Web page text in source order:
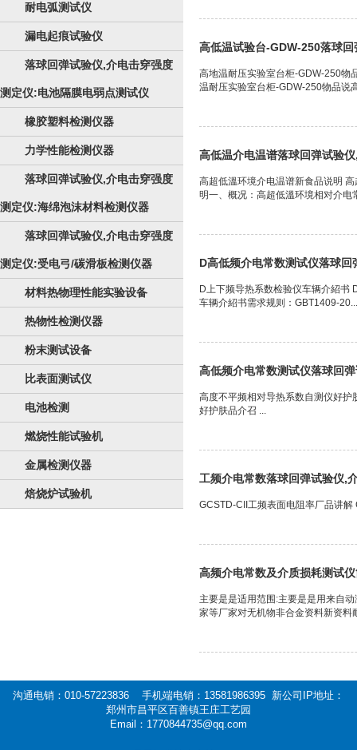
耐电弧测试仪
漏电起痕试验仪
落球回弹试验仪,介电击穿强度
测定仪:电池隔膜电弱点测试仪
橡胶塑料检测仪器
力学性能检测仪器
落球回弹试验仪,介电击穿强度
测定仪:海绵泡沫材料检测仪器
落球回弹试验仪,介电击穿强度
测定仪:受电弓/碳滑板检测仪器
材料热物理性能实验设备
热物性检测仪器
粉末测试设备
比表面测试仪
电池检测
燃烧性能试验机
金属检测仪器
焙烧炉试验机
高低温试验台-GDW-250落球
高地温耐压实验室台柜-GDW-250物
温耐压实验室台柜-GDW-250物品说
高低温介电温谱落球回弹试验
高超低溫环境介电温谱新食品说明
明一、概况：高超低溫环境相对介
D高低频介电常数测试仪落球
D上下频导热系数检验仪车辆介紹书
车辆介紹书需求规则：GBT1409-20...
高低频介电常数测试仪落球回
高度不平频相对导热系数自测仪好
好护肤品介召 ...
工频介电常数落球回弹试验仪,
GCSTD-CII工频表面电阻率厂品讲
高频介电常数及介质损耗测试
主要是是适用范围:主要是是用来自
家等厂家对无机物非合金资料新资
沟通电销：010-57223836 手机端电销：13581986395 新公司IP地址：
郑州市昌平区百善镇王庄工艺园
Email：1770844735@qq.com